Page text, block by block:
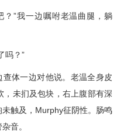
”我一边嘱咐老温曲腿，躺
吗？”
体一边对他说。老温全身皮
，未扪及包块，右上腹部有深
触及，Murphy征阴性。肠鸣
音。